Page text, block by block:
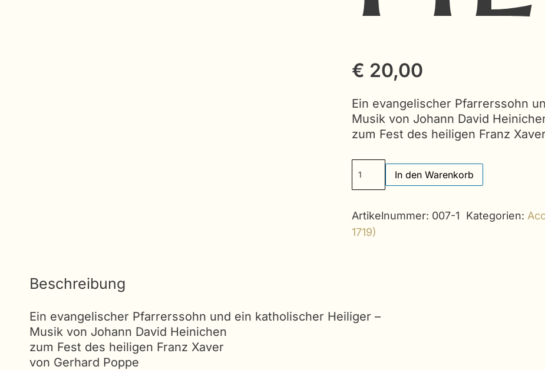
€ 20,00
Ein evangelischer Pfarrerssohn
Musik von Johann David
zum Fest des heiligen Franz Xaver
Dresden
VespersJohann
Heinichen
Menge
In den Warenkorb
Alternative:
Artikelnummer: 007-1 Kategorien:
1719)
Beschreibung
Ein evangelischer Pfarrerssohn und ein katholischer Heiliger –
Musik von Johann David Heinichen
zum Fest des heiligen Franz Xaver
von Gerhard Poppe